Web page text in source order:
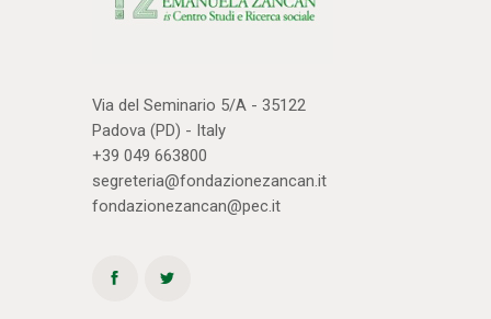
Via del Seminario 5/A - 35122
Padova (PD) - Italy
+39 049 663800
segreteria@fondazionezancan.it
fondazionezancan@pec.it